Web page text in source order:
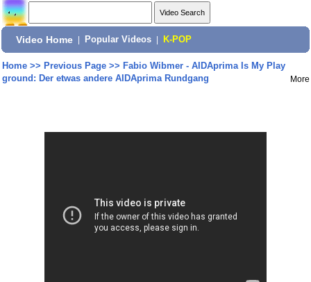
Video Home Popular Videos K-POP
Home>> Previous Page>> Fabio Wibmer - AIDAprima Is My Play
ground: Der etwas andere AIDAprima Rundgang
More